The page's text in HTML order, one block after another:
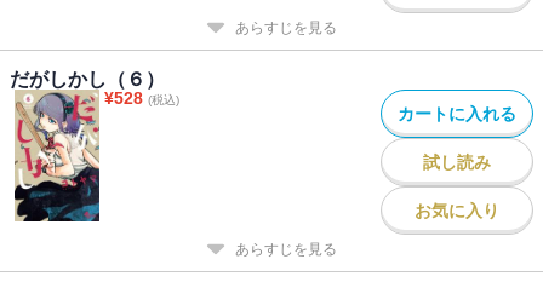
あらすじを見る
だがしかし（６）
¥528 (税込)
カートに入れる
試し読み
お気に入り
あらすじを見る